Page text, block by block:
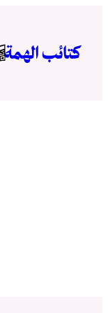
المحتوىكتائب الهمة